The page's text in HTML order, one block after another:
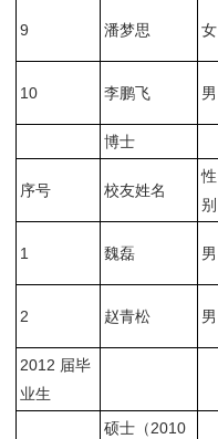
9 潘梦思 女
10 李鹏飞 男
博士
序号 校友姓名
性
别
1 魏磊 男
2 赵青松 男
2012 届毕
业生
硕士（2010